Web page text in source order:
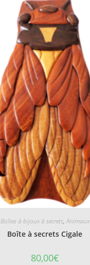
Boîtes à bijoux à secrets,Animaux
Boîte à secrets Cigale
80,00€